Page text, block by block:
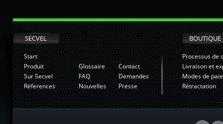
SECVEL
Start
Produit
Sur Secvel
Réferences
Glossaire
FAQ
Nouvelles
Contact
Demandes
Presse
BOUTIQUE
Processus de
Livraison et
Modes de
Rétractation